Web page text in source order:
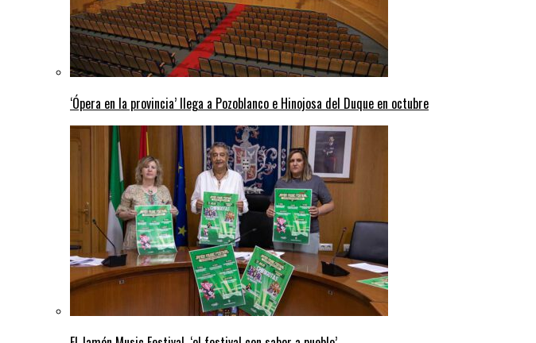
‘Ópera en la provincia’ llega a Pozoblanco e Hinojosa del Duque en octubre